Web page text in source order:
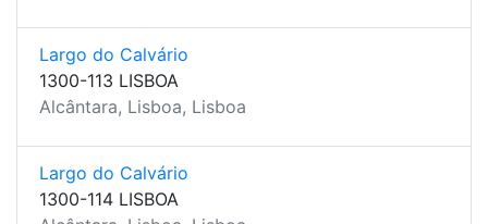
Largo do Calvário
1300-113 LISBOA
Alcântara, Lisboa, Lisboa
Largo do Calvário
1300-114 LISBOA